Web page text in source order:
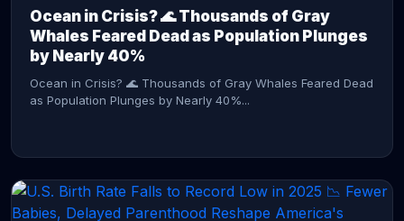
Ocean in Crisis? 🌊 Thousands of Gray
Whales Feared Dead as Population Plunges
by Nearly 40%
Ocean in Crisis? 🌊 Thousands of Gray Whales Feared Dead
as Population Plunges by Nearly 40%...